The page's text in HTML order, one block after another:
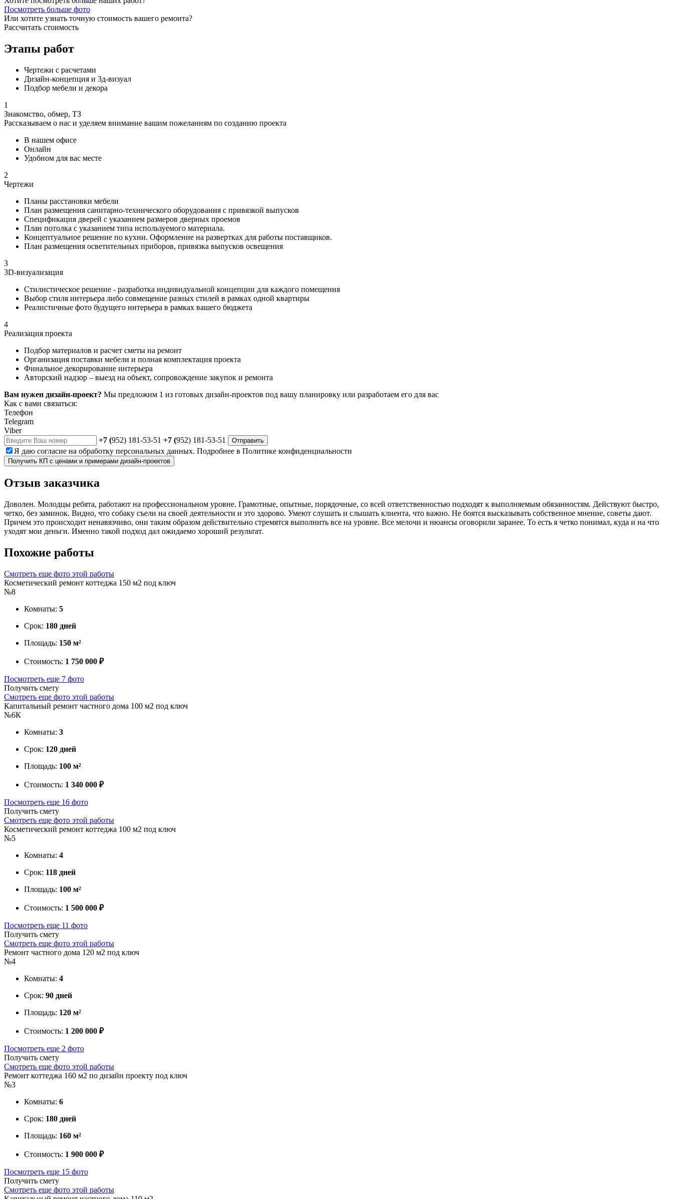
Посмотреть больше фото
Или хотите узнать точную стоимость вашего ремонта?
Рассчитать стоимость
Этапы работ
Чертежи с расчетами
Дизайн-концепция и 3д-визуал
Подбор мебели и декора
1
Знакомство, обмер, ТЗ
Рассказываем о нас и уделяем внимание вашим пожеланиям по созданию проекта
В нашем офисе
Онлайн
Удобном для вас месте
2
Чертежи
Планы расстановки мебели
План размещения санитарно-технического оборудования с привязкой выпусков
Спецификация дверей с указанием размеров дверных проемов
План потолка с указанием типа используемого материала.
Концептуальное решение по кухни. Оформление на развертках для работы поставщиков.
План размещения осветительных приборов, привязка выпусков освещения
3
3D-визуализация
Стилистическое решение - разработка индивидуальной концепции для каждого помещения
Выбор стиля интерьера либо совмещение разных стилей в рамках одной квартиры
Реалистичные фото будущего интерьера в рамках вашего бюджета
4
Реализация проекта
Подбор материалов и расчет сметы на ремонт
Организация поставки мебели и полная комплектация проекта
Финальное декорирование интерьера
Авторский надзор – выезд на объект, сопровождение закупок и ремонта
Вам нужен дизайн-проект? Мы предложим 1 из готовых дизайн-проектов под вашу планировку или разработаем его для вас
Как с вами связаться:
Телефон
Telegram
Viber
+7 (952) 181-53-51 +7 (952) 181-53-51 Отправить
Я даю согласие на обработку персональных данных. Подробнее в Политике конфиденциальности
Получить КП с ценами и примерами дизайн-проектов
Отзыв заказчика
Доволен. Молодцы ребята, работают на профессиональном уровне. Грамотные, опытные, порядочные, со всей ответственностью подходят к выполняемым обязанностям. Действуют быстро,
четко, без заминок. Видно, что собаку съели на своей деятельности и это здорово. Умеют слушать и слышать клиента, что важно. Не боятся высказывать собственное мнение, советы дают.
Причем это происходит ненавязчиво, они таким образом действительно стремятся выполнить все на уровне. Все мелочи и нюансы оговорили заранее. То есть я четко понимал, куда и на что
уходят мои деньги. Именно такой подход дал ожидаемо хороший результат.
Похожие работы
Смотреть еще фото этой работы
Косметический ремонт коттеджа 150 м2 под ключ
№8
Комнаты: 5
Срок: 180 дней
Площадь: 150 м²
Стоимость: 1 750 000 ₽
Посмотреть еще 7 фото
Получить смету
Смотреть еще фото этой работы
Капитальный ремонт частного дома 100 м2 под ключ
№6К
Комнаты: 3
Срок: 120 дней
Площадь: 100 м²
Стоимость: 1 340 000 ₽
Посмотреть еще 16 фото
Получить смету
Смотреть еще фото этой работы
Косметический ремонт коттеджа 100 м2 под ключ
№5
Комнаты: 4
Срок: 118 дней
Площадь: 100 м²
Стоимость: 1 500 000 ₽
Посмотреть еще 11 фото
Получить смету
Смотреть еще фото этой работы
Ремонт частного дома 120 м2 под ключ
№4
Комнаты: 4
Срок: 90 дней
Площадь: 120 м²
Стоимость: 1 200 000 ₽
Посмотреть еще 2 фото
Получить смету
Смотреть еще фото этой работы
Ремонт коттеджа 160 м2 по дизайн проекту под ключ
№3
Комнаты: 6
Срок: 180 дней
Площадь: 160 м²
Стоимость: 1 900 000 ₽
Посмотреть еще 15 фото
Получить смету
Смотреть еще фото этой работы